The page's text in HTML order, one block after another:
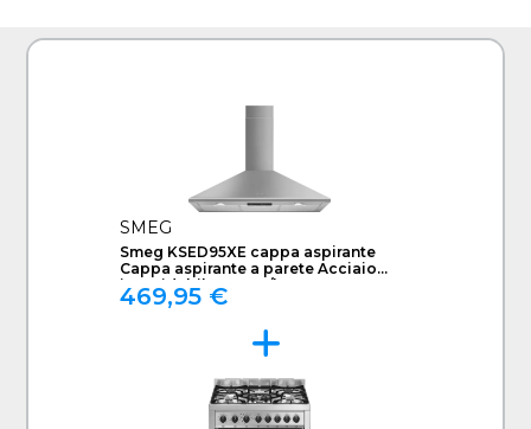
SMEG
Smeg KSED95XE cappa aspirante
Cappa aspirante a parete Acciaio
inossidabile 595 m³/h B
469,95 €